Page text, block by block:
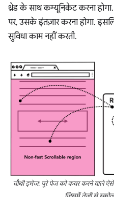
थ्रेड के साथ कम्यूनिकेट करना
पर, उसके इंतज़ार करना होगा.
सुविधा काम नहीं करती.
चौथी इमेज: पूरे पेज को कवर करने वाले ऐसे